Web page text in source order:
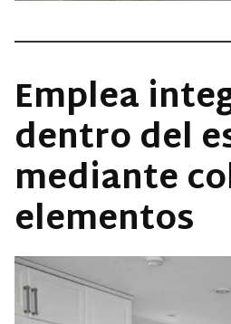
Emplea
dentro del
mediante
elementos